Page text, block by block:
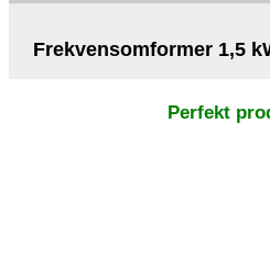
Frekvensomformer 1,5
Perfekt